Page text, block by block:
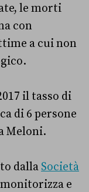
le morti
con
a cui non
il tasso di
di 6 persone
Meloni.
dalla Società
e